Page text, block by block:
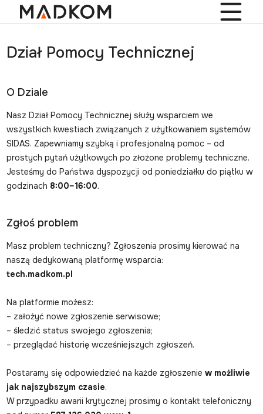
Dział Pomocy Technicznej
O Dziale
Nasz Dział Pomocy Technicznej służy wsparciem we
wszystkich kwestiach związanych z użytkowaniem systemów
SIDAS. Zapewniamy szybką i profesjonalną pomoc – od
prostych pytań użytkowych po złożone problemy techniczne.
Jesteśmy do Państwa dyspozycji od poniedziałku do piątku w
godzinach 8:00–16:00.
Zgłoś problem
Masz problem techniczny? Zgłoszenia prosimy kierować na
naszą dedykowaną platformę wsparcia:
tech.madkom.pl
Na platformie możesz:
– założyć nowe zgłoszenie serwisowe;
– śledzić status swojego zgłoszenia;
– przeglądać historię wcześniejszych zgłoszeń.
Postaramy się odpowiedzieć na każde zgłoszeniew możliwie
jak najszybszym czasie.
W przypadku awarii krytycznej prosimy o kontakt telefoniczny